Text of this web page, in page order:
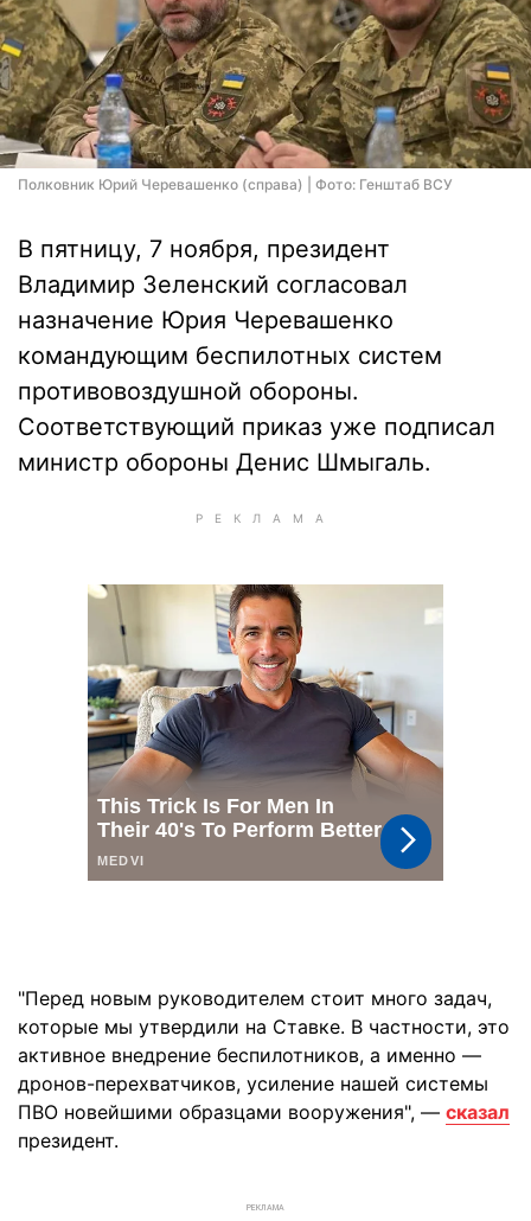
Полковник Юрий Черевашенко (справа) | Фото: Генштаб ВСУ
В пятницу, 7 ноября, президент
Владимир Зеленский согласовал
назначение Юрия Черевашенко
командующим беспилотных систем
противовоздушной обороны.
Соответствующий приказ уже подписал
министр обороны Денис Шмыгаль.
"Перед новым руководителем стоит много задач,
которые мы утвердили на Ставке. В частности, это
активное внедрение беспилотников, а именно —
дронов-перехватчиков, усиление нашей системы
ПВО новейшими образцами вооружения", — сказал
президент.
РЕКЛАМА